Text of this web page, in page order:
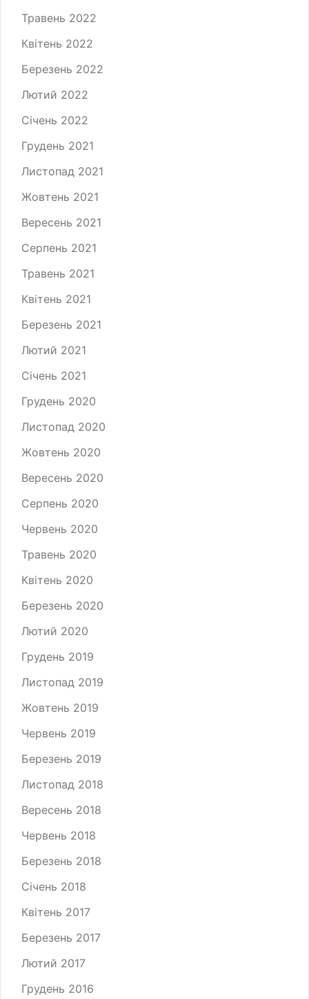
Травень 2022
Квітень 2022
Березень 2022
Лютий 2022
Січень 2022
Грудень 2021
Листопад 2021
Жовтень 2021
Вересень 2021
Серпень 2021
Травень 2021
Квітень 2021
Березень 2021
Лютий 2021
Січень 2021
Грудень 2020
Листопад 2020
Жовтень 2020
Вересень 2020
Серпень 2020
Червень 2020
Травень 2020
Квітень 2020
Березень 2020
Лютий 2020
Грудень 2019
Листопад 2019
Жовтень 2019
Червень 2019
Березень 2019
Листопад 2018
Вересень 2018
Червень 2018
Березень 2018
Січень 2018
Квітень 2017
Березень 2017
Лютий 2017
Грудень 2016